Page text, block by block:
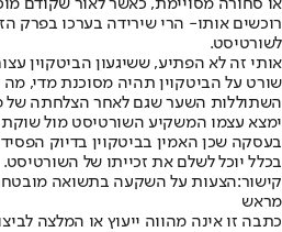
או סחורה מסויימת, כאשר לאור שקודם
רוכשים אותו- הרי שירידה בערכו בפרק
לשורטיסט.
אותי זה לא הפתיע, ששיגעון הביטקוין
שורט על הביטקוין תהיה מסוכנת מדי,
השתוללות השער שגם לאחר הצלחתה של
ימצא עצמו המשקיע השורטיסט מול
בעסקה שכן האמין בביטקוין בדיוק
בכלל יוכל לשלם את זכייתו של השורטיסט.
קישור:הצעות על השקעה בתשואה
מראש
כתבה זו אינה מהווה ייעוץ או המלצה